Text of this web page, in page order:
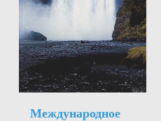
Международное